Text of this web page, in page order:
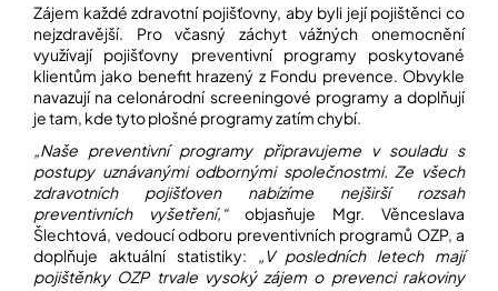
Zájem každé zdravotní pojišťovny, aby byli její pojištěnci co
nejzdravější. Pro včasný záchyt vážných onemocnění
využívají pojišťovny preventivní programy poskytované
klientům jako benefit hrazený z Fondu prevence. Obvykle
navazují na celonárodní screeningové programy a doplňují
je tam, kde tyto plošné programy zatím chybí.
„Naše preventivní programy připravujeme v souladu s
postupy uznávanými odbornými společnostmi. Ze všech
zdravotních pojišťoven nabízíme nejširší rozsah
preventivních vyšetření,“ objasňuje Mgr. Věnceslava
Šlechtová, vedoucí odboru preventivních programů OZP, a
doplňuje aktuální statistiky: „V posledních letech mají
pojištěnky OZP trvale vysoký zájem o prevenci rakoviny